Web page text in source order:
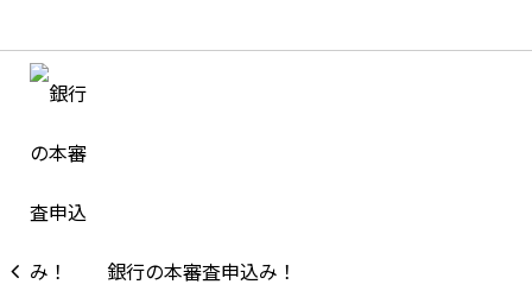
銀行の本審査申込み！